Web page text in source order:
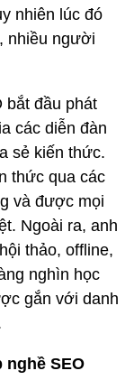
nhiên lúc đó
nhiều người
bắt đầu phát
các diễn đàn
sẻ kiến thức.
thức qua các
và được mọi
Ngoài ra, anh
thảo, offline,
nghìn học
gắn với danh
nghề SEO